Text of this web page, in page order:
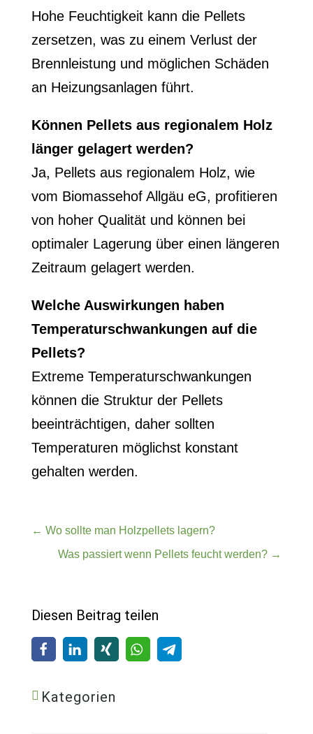
Hohe Feuchtigkeit kann die Pellets
zersetzen, was zu einem Verlust der
Brennleistung und möglichen Schäden
an Heizungsanlagen führt.
Können Pellets aus regionalem Holz
länger gelagert werden?
Ja, Pellets aus regionalem Holz, wie
vom Biomassehof Allgäu eG, profitieren
von hoher Qualität und können bei
optimaler Lagerung über einen längeren
Zeitraum gelagert werden.
Welche Auswirkungen haben
Temperaturschwankungen auf die
Pellets?
Extreme Temperaturschwankungen
können die Struktur der Pellets
beeinträchtigen, daher sollten
Temperaturen möglichst konstant
gehalten werden.
← Wo sollte man Holzpellets lagern?
Was passiert wenn Pellets feucht werden? →
Diesen Beitrag teilen
Kategorien